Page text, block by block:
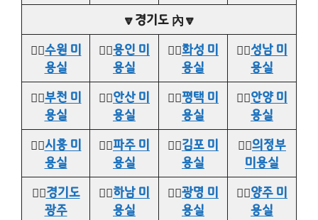
🔽경기도 內🔽
👉🏻수원 미
용실
👉🏻용인 미
용실
👉🏻화성 미
용실
👉🏻성남 미
용실
👉🏻부천 미
용실
👉🏻안산 미
용실
👉🏻평택 미
용실
👉🏻안양 미
용실
👉🏻시흥 미
용실
👉🏻파주 미
용실
👉🏻김포 미
용실
👉🏻의정부
미용실
👉🏻경기도
광주
👉🏻하남 미
용실
👉🏻광명 미
용실
👉🏻양주 미
용실